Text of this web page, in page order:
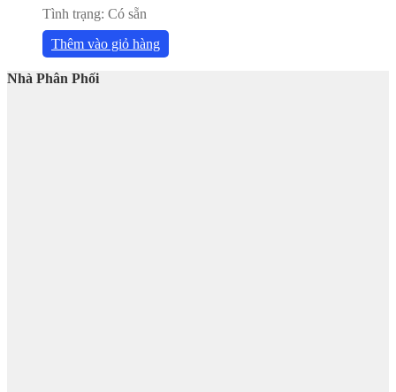
Tình trạng: Có sẵn
Thêm vào giỏ hàng
Nhà Phân Phối